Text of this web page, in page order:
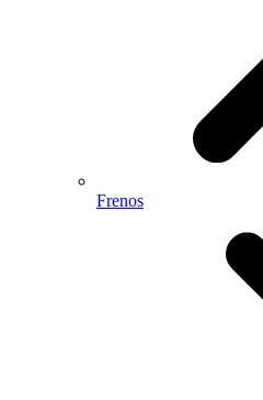
Frenos